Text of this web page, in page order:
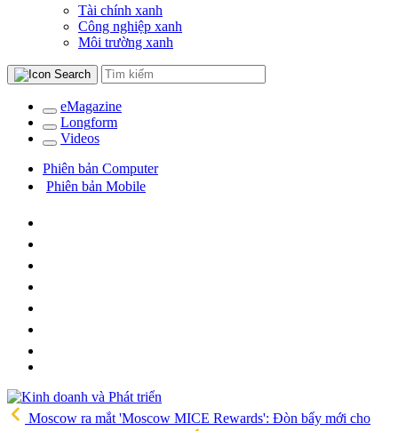
Tài chính xanh
Công nghiệp xanh
Môi trường xanh
eMagazine
Longform
Videos
Phiên bản Computer
Phiên bản Mobile
Moscow ra mắt 'Moscow MICE Rewards': Đòn bẩy mới cho